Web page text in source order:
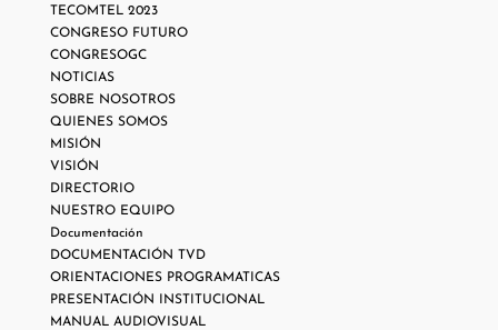
TECOMTEL 2023
CONGRESO FUTURO
CONGRESOGC
NOTICIAS
SOBRE NOSOTROS
QUIENES SOMOS
MISIÓN
VISIÓN
DIRECTORIO
NUESTRO EQUIPO
Documentación
DOCUMENTACIÓN TVD
ORIENTACIONES PROGRAMATICAS
PRESENTACIÓN INSTITUCIONAL
MANUAL AUDIOVISUAL